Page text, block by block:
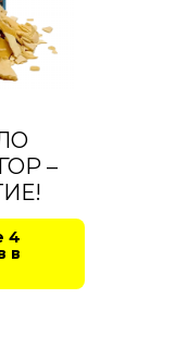
–
4
в